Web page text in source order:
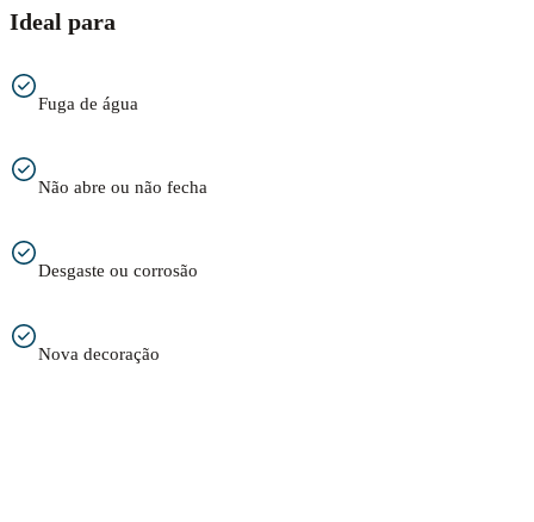
Ideal para
Fuga de água
Não abre ou não fecha
Desgaste ou corrosão
Nova decoração